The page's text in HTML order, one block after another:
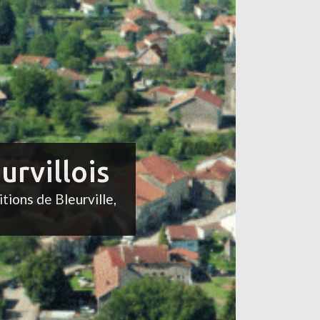
de Bleurville,